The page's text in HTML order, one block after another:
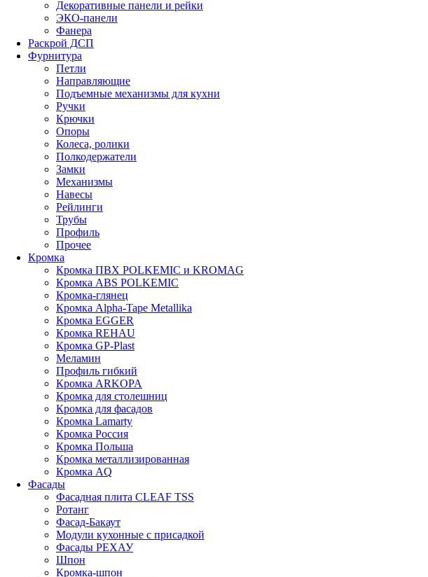
Декоративные панели и рейки
ЭКО-панели
Фанера
Раскрой ДСП
Фурнитура
Петли
Направляющие
Подъемные механизмы для кухни
Ручки
Крючки
Опоры
Колеса, ролики
Полкодержатели
Замки
Механизмы
Навесы
Рейлинги
Трубы
Профиль
Прочее
Кромка
Кромка ПВХ POLKEMIC и KROMAG
Кромка ABS POLKEMIС
Кромка-глянец
Кромка Alpha-Tape Metallika
Кромка EGGER
Кромка REHAU
Кромка GP-Plast
Меламин
Профиль гибкий
Кромка ARKOPA
Кромка для столешниц
Кромка для фасадов
Кромка Lamarty
Кромка Россия
Кромка Польша
Кромка металлизированная
Кромка AQ
Фасады
Фасадная плита CLEAF TSS
Ротанг
Фасад-Бакаут
Модули кухонные с присадкой
Фасады РЕХАУ
Шпон
Кромка-шпон